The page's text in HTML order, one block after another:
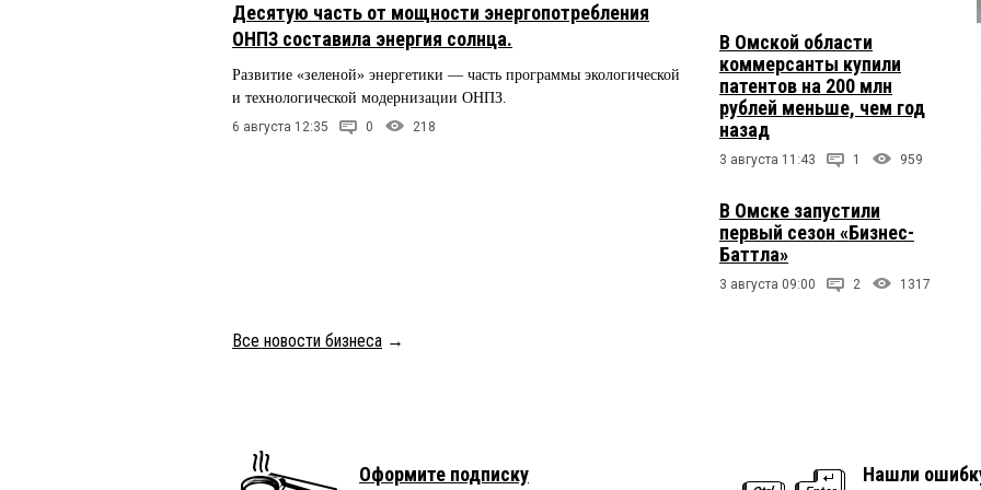
Десятую часть от мощности энергопотребления
ОНПЗ составила энергия солнца.
Развитие «зеленой» энергетики — часть программы экологической
и технологической модернизации ОНПЗ.
6 августа 12:35 0 218
В Омской области
коммерсанты купили
патентов на 200 млн
рублей меньше, чем год
назад
3 августа 11:43 1 959
В Омске запустили
первый сезон «Бизнес-
Баттла»
3 августа 09:00 2 1317
Все новости бизнеса →
Оформите подписку Нашли